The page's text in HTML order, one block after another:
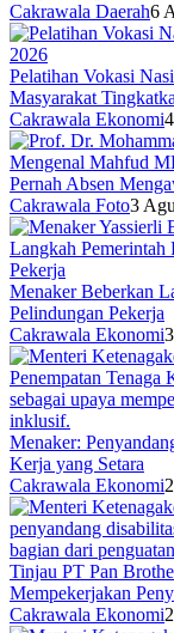
Cakrawala Daerah6
Pelatihan Vokasi
Masyarakat
Cakrawala Ekonomi
Mengenal Mahfud
Pernah Absen
Cakrawala Foto3
Menaker Beberkan
Pelindungan Pekerja
Cakrawala Ekonomi
Menaker:
Kerja yang Setara
Cakrawala Ekonomi
Tinjau PT Pan
Mempekerjakan
Cakrawala Ekonomi